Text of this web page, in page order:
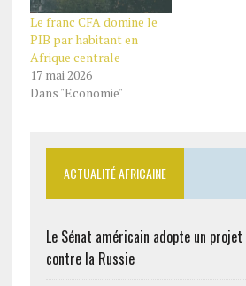
Le franc CFA domine le
PIB par habitant en
Afrique centrale
17 mai 2026
Dans "Economie"
ACTUALITÉ AFRICAINE
Le Sénat américain adopte un
contre la Russie